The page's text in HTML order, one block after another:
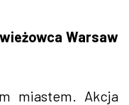
Warsaw
miastem. Akcja